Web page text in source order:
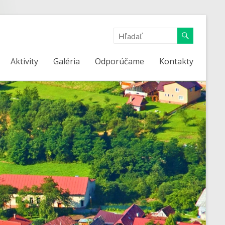
Aktivity Galéria Odporúčame Kontakty